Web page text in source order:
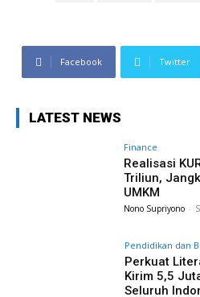
Facebook Twitter
LATEST NEWS
Finance
Realisasi
Triliun,
UMKM
Nono Supriyono -
Pendidikan dan
Perkuat
Kirim 5,5
Seluruh